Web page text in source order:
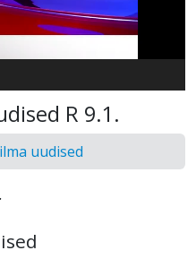
R 9.1.
uudised